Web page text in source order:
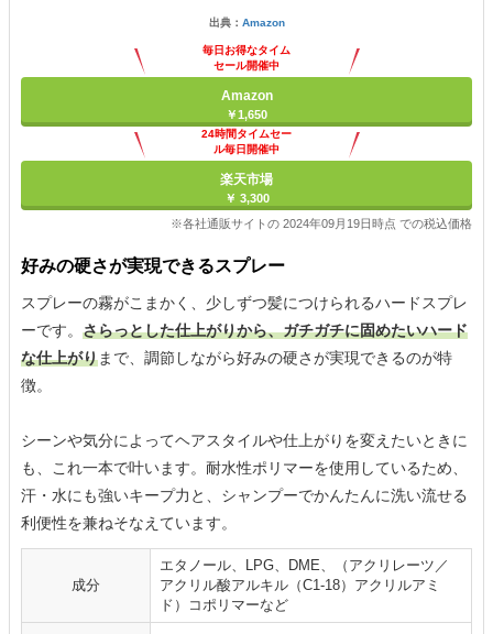
出典： Amazon
毎日お得なタイム
セール開催中
Amazon
￥1,650
24時間タイムセー
ル毎日開催中
楽天市場
￥ 3,300
※各社通販サイトの 2024年09月19日時点 での税込価格
好みの硬さが実現できるスプレー
スプレーの霧がこまかく、少しずつ髪につけられるハードスプレ
ーです。 さらっとした仕上がりから、ガチガチに固めたいハード
な仕上がりまで、調節しながら好みの硬さが実現できるのが特
徴。
シーンや気分によってヘアスタイルや仕上がりを変えたいときに
も、これ一本で叶います。耐水性ポリマーを使用しているため、
汗・水にも強いキープ力と、シャンプーでかんたんに洗い流せる
利便性を兼ねそなえています。
成分
エタノール、LPG、DME、（アクリレーツ／
アクリル酸アルキル（C1-18）アクリルアミ
ド）コポリマーなど